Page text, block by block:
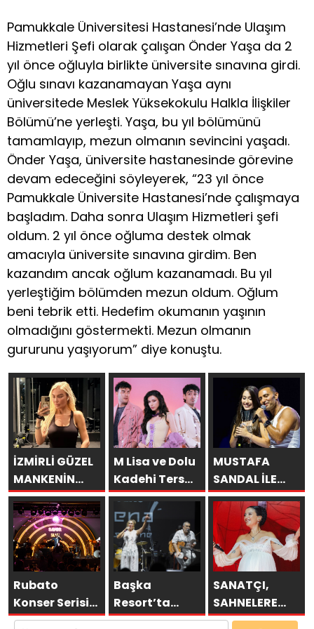
Pamukkale Üniversitesi Hastanesi’nde Ulaşım
Hizmetleri Şefi olarak çalışan Önder Yaşa da 2
yıl önce oğluyla birlikte üniversite sınavına girdi.
Oğlu sınavı kazanamayan Yaşa aynı
üniversitede Meslek Yüksekokulu Halkla İlişkiler
Bölümü’ne yerleşti. Yaşa, bu yıl bölümünü
tamamlayıp, mezun olmanın sevincini yaşadı.
Önder Yaşa, üniversite hastanesinde görevine
devam edeceğini söyleyerek, “23 yıl önce
Pamukkale Üniversite Hastanesi’nde çalışmaya
başladım. Daha sonra Ulaşım Hizmetleri şefi
oldum. 2 yıl önce oğluma destek olmak
amacıyla üniversite sınavına girdim. Ben
kazandım ancak oğlum kazanamadı. Bu yıl
yerleştiğim bölümden mezun oldum. Oğlum
beni tebrik etti. Hedefim okumanın yaşının
olmadığını göstermekti. Mezun olmanın
gururunu yaşıyorum” diye konuştu.
İZMİRLİ GÜZEL
MANKENİN
KULİSLERİ
HAREKETLENDİ:
YENİ PROJELER
YOLDA!
M Lisa ve Dolu
Kadehi Ters
Tut’tan Yeni İş
Birliği: “Vişne”
MUSTAFA
SANDAL İLE
AYNI SAHNEDE
PARLADI:
AFRA’YA
HARBİYE’DE
BÜYÜK ALKIŞ
Rubato
Konser Serisi
Müzikseverlerle
Başka
Resort’ta
Unutulmaz
SANATÇI,
SAHNELERE
VERECEĞİ KISA